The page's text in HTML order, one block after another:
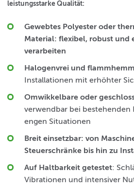
leistungsstarke Qualität:
Gewebtes Polyester oder
Material: flexibel, robust und
verarbeiten
Halogenvrei und
Installationen mit erhöhter
Omwikkelbare oder
verwendbar bei bestehenden
engen Situationen
Breit einsetzbar: von
Steuerschränke bis hin zu
Auf Haltbarkeit getestet:
Vibrationen und intensiver